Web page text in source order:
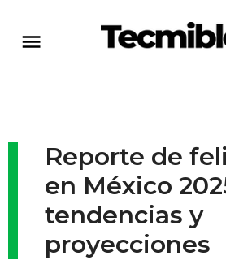
Reporte de
en México
tendencias y
proyecciones